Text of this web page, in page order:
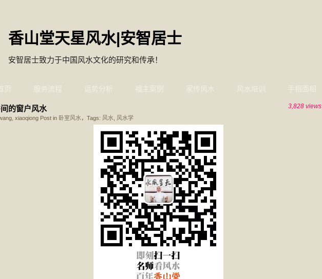
香山堂天星风水|安智居士
安智居士致力于中国风水文化的研究和传承！
页 服务流程 运势分析 福主案例 家传风水 风水培训 手相面相
的窗户风水
xiaoqiong Post in 卧室风水 ，Tags: 风水 风水学
3,828 views